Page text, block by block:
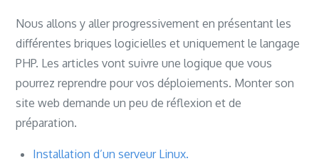
Nous allons y aller progressivement en présentant les
différentes briques logicielles et uniquement le langage
PHP. Les articles vont suivre une logique que vous
pourrez reprendre pour vos déploiements. Monter son
site web demande un peu de réflexion et de
préparation.
Installation d’un serveur Linux.